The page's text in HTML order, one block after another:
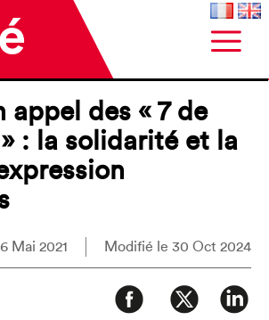
appel des « 7 de
: la solidarité et la
Mai 2021 Modifié le 30 Oct 2024